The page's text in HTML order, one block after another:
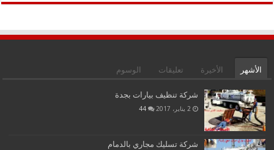
الأشهر الأخيرة تعليقات الوسوم
شركة تنظيف بيارات بجدة
2 يناير، 2017 44
شركة تسليك مجاري بالدمام